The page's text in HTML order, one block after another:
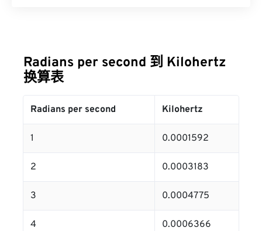
Radians per second 到 Kilohertz
换算表
Radians per second Kilohertz
1 0.0001592
2 0.0003183
3 0.0004775
4 0.0006366